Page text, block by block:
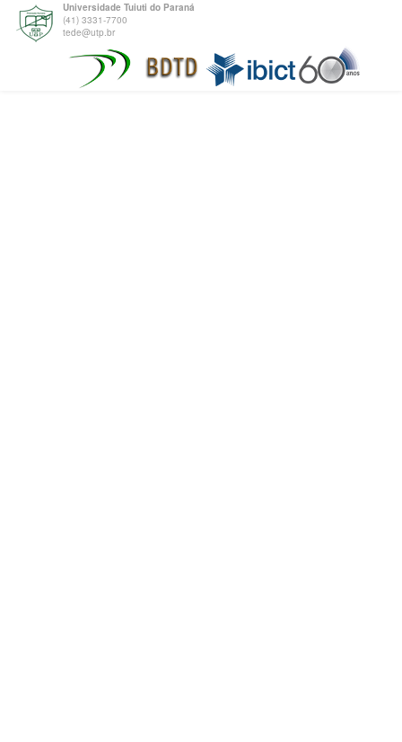
Universidade Tuiuti do Paraná
(41) 3331-7700
tede@utp.br